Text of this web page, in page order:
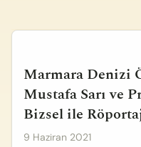
Marmara Denizi
Mustafa Sarı ve
Bizsel ile
9 Haziran 2021